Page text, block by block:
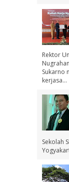
Rektor
Sukarno
kerjasa...
Sekolah